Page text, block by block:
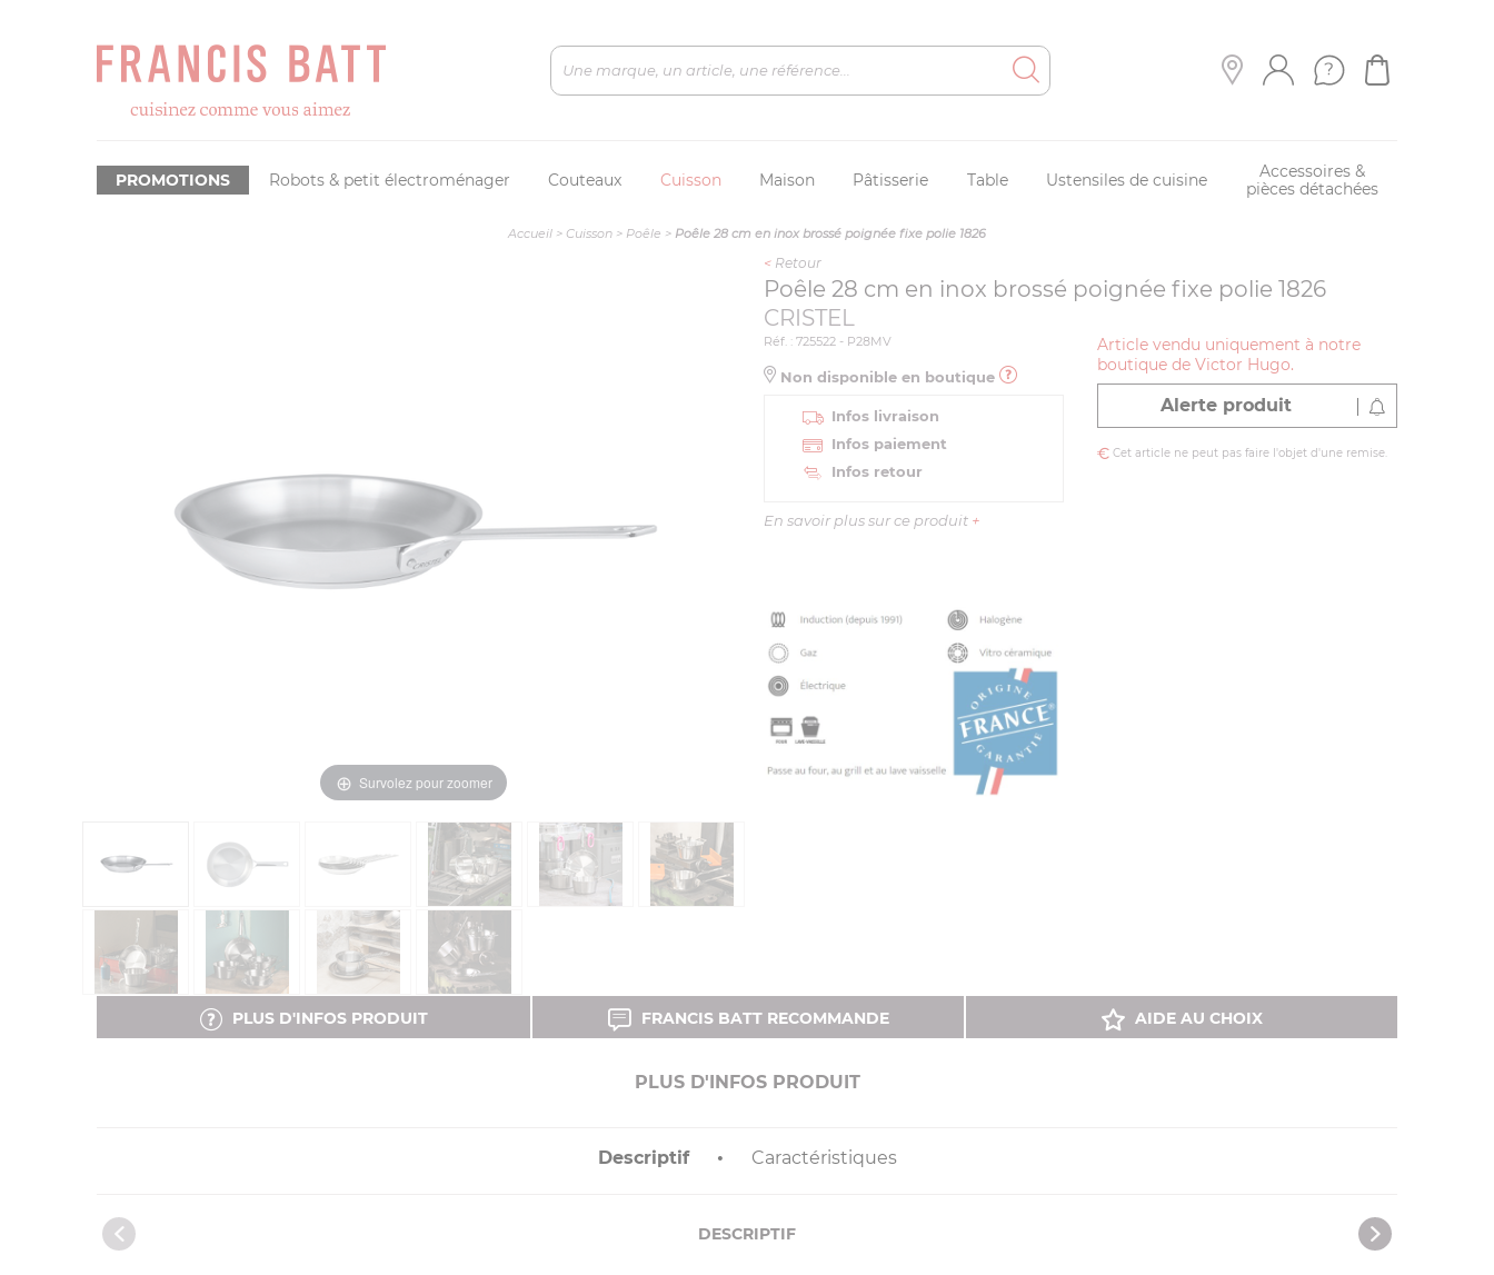
Robots & petit électroménager Couteaux Cuisson Maison Pâtisserie Table Ustensiles de cuisine
Accessoires &
pièces détachées
PROMOTIONS
Accueil > Cuisson > Poêle > Poêle 28 cm en inox brossé poignée fixe polie 1826
Survolez pour zoomer
< Retour
Poêle 28 cm en inox brossé poignée fixe polie 1826
CRISTEL
Article vendu uniquement à notre
boutique de Victor Hugo.
Alerte produit
Cet article ne peut pas faire l'objet d'une remise.
Réf. : 725522 - P28MV
Non disponible en boutique
Infos livraison
Infos paiement
Infos retour
En savoir plus sur ce produit +
PLUS D'INFOS PRODUIT FRANCIS BATT RECOMMANDE AIDE AU CHOIX
PLUS D'INFOS PRODUIT
Descriptif Caractéristiques
DESCRIPTIF